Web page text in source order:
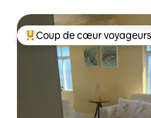
Coups de cœur voyageurs
Coup de cœur voyageurs